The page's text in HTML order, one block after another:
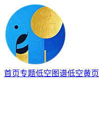
首页专题低空图谱低空黄页